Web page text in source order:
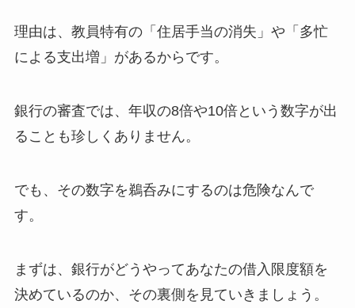
理由は、教員特有の「住居手当の消失」や「多忙
による支出増」があるからです。
銀行の審査では、年収の8倍や10倍という数字が出
ることも珍しくありません。
でも、その数字を鵜呑みにするのは危険なんで
す。
まずは、銀行がどうやってあなたの借入限度額を
決めているのか、その裏側を見ていきましょう。